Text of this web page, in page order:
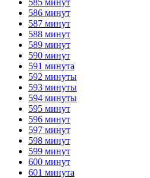
586 минут
587 минут
588 минут
589 минут
590 минут
591 минута
592 минуты
593 минуты
594 минуты
595 минут
596 минут
597 минут
598 минут
599 минут
600 минут
601 минута